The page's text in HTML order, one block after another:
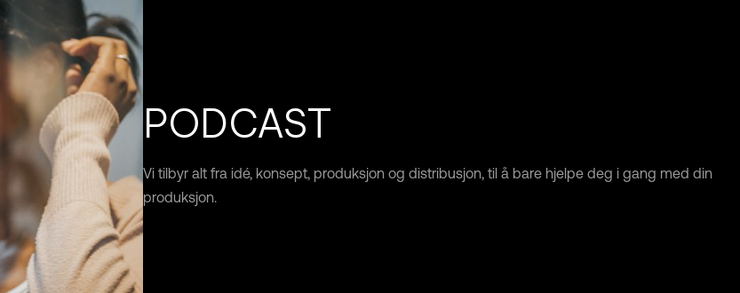
PODCAST
Vi tilbyr alt fra idé, konsept, produksjon og distribusjon, til å bare hjelpe deg i gang med din
produksjon.